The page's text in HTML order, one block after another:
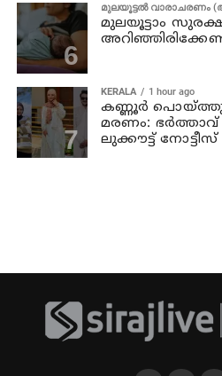
മുലയൂട്ടൽ വാരാചരണം
മുലയൂട്ടാം
KERALA 1 hour ago
കണ്ണൂര്‍
മരണം:
ലുക്കൗട്ട് നോട്ടീസ്